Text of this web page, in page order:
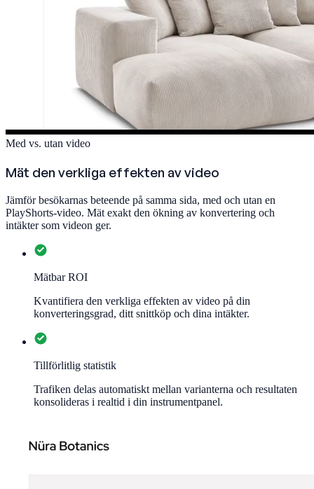
Med vs. utan video
Mät den verkliga effekten av video
Jämför besökarnas beteende på samma sida, med och utan en
PlayShorts-video. Mät exakt den ökning av konvertering och
intäkter som videon ger.
Mätbar ROI
Kvantifiera den verkliga effekten av video på din
konverteringsgrad, ditt snittköp och dina intäkter.
Tillförlitlig statistik
Trafiken delas automatiskt mellan varianterna och resultaten
konsolideras i realtid i din instrumentpanel.